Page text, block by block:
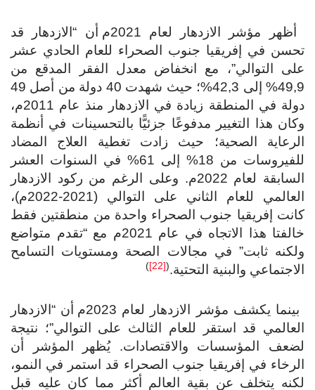
أظهر مؤشر الازدهار لعام 2021م أن “الازدهار قد
في إفريقيا جنوب الصحراء للعام الحادي عشر
التوالي”، مع انخفاض معدل الفقر المدقع من
49,9% إلى 42,3%؛ حيث شهدت 40 دولة من أصل 49
دولة في المنطقة زيادة في الازدهار منذ عام 2011م،
هذا التغيير مدفوعًا جزئيًّا بالتحسينات في أنظمة
الصحية؛ حيث زادت تغطية العلاج المضاد
للفيروسات من 18% إلى 61% في السنوات العشر
السابقة لعام 2022م. وعلى الرغم من ركود الازدهار
العالمي للعام الثاني على التوالي (2021-2022م)،
إفريقيا جنوب الصحراء واحدة من منطقتين فقط
خالفتا هذا الاتجاه في عام 2021م مع “تقدم متواضع
ثابت” في مجالات الصحة ومستويات التسامح
والبنية التحتية.(
)
بينما يكشف مؤشر الازدهار لعام 2023م أن “الازدهار
قد استقر للعام الثالث على التوالي”؛ نتيجة
المؤسسات والاقتصادات. يُظهر المؤشر أن
في إفريقيا جنوب الصحراء قد استمر في النمو،
يتخلف عن بقية العالم أكثر مما كان عليه قبل